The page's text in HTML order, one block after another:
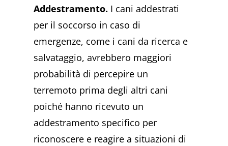
Addestramento. I cani addestrati
per il soccorso in caso di
emergenze, come i cani da ricerca e
salvataggio, avrebbero maggiori
probabilità di percepire un
terremoto prima degli altri cani
poiché hanno ricevuto un
addestramento specifico per
riconoscere e reagire a situazioni di